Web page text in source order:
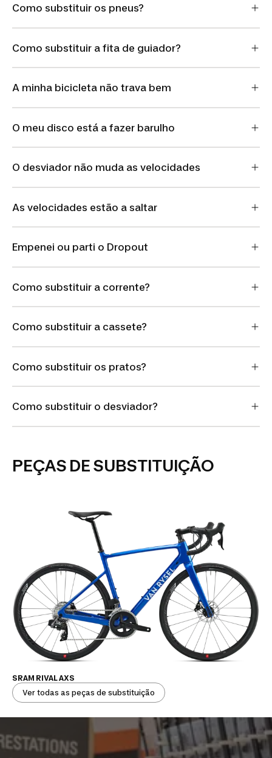
Como substituir os pneus?
Como substituir a fita de guiador?
A minha bicicleta não trava bem
O meu disco está a fazer barulho
O desviador não muda as velocidades
As velocidades estão a saltar
Empenei ou parti o Dropout
Como substituir a corrente?
Como substituir a cassete?
Como substituir os pratos?
Como substituir o desviador?
PEÇAS DE SUBSTITUIÇÃO
SRAM RIVAL AXS
Ver todas as peças de substituição